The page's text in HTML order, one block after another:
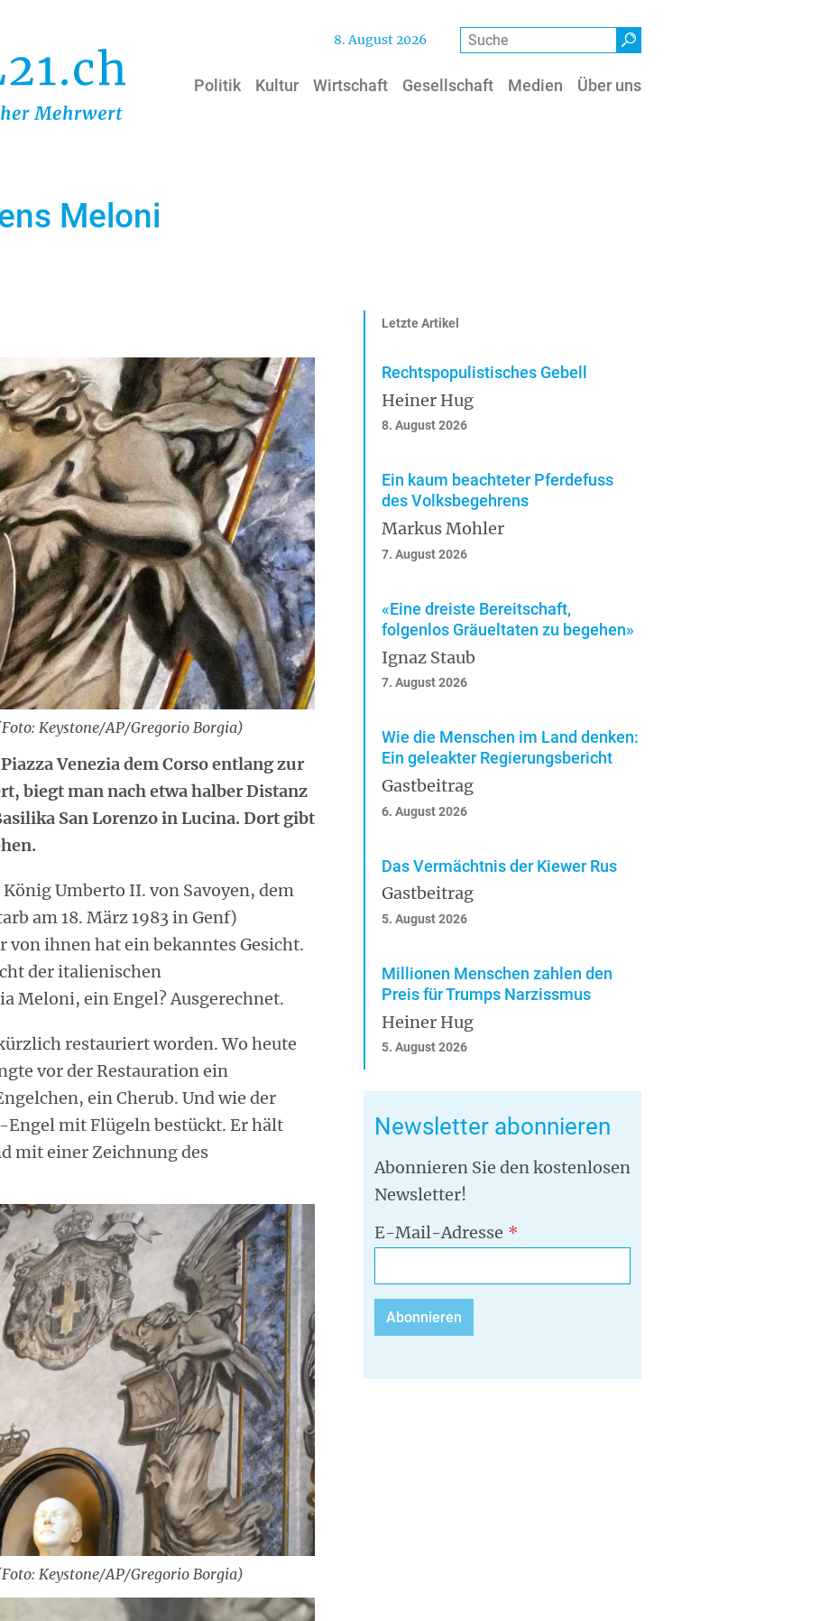
8. August 2026 Suche
Politik Kultur Wirtschaft Gesellschaft Medien Über uns
Meloni
Keystone/AP/Gregorio Borgia)
Venezia dem Corso entlang zur
biegt man nach etwa halber Distanz
San Lorenzo in Lucina. Dort gibt
Umberto II. von Savoyen, dem
am 18. März 1983 in Genf)
von ihnen hat ein bekanntes Gesicht.
der italienischen
Meloni, ein Engel? Ausgerechnet.
restauriert worden. Wo heute
vor der Restauration ein
ein Cherub. Und wie der
mit Flügeln bestückt. Er hält
mit einer Zeichnung des
Keystone/AP/Gregorio Borgia)
Letzte Artikel
Rechtspopulistisches Gebell
Heiner Hug
8. August 2026
Ein kaum beachteter Pferdefuss
des Volksbegehrens
Markus Mohler
7. August 2026
«Eine dreiste Bereitschaft,
folgenlos Gräueltaten zu begehen»
Ignaz Staub
7. August 2026
Wie die Menschen im Land denken:
Ein geleakter Regierungsbericht
Gastbeitrag
6. August 2026
Das Vermächtnis der Kiewer Rus
Gastbeitrag
5. August 2026
Millionen Menschen zahlen den
Preis für Trumps Narzissmus
Heiner Hug
5. August 2026
Newsletter abonnieren
Abonnieren Sie den kostenlosen
Newsletter!
E-Mail-Adresse